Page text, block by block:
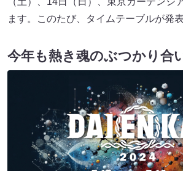
ます。このたび、タイムテーブルが発
今年も熱き魂のぶつかり合